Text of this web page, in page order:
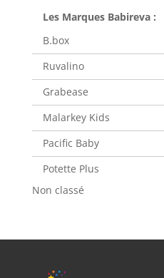
B.box
Ruvalino
Grabease
Malarkey Kids
Pacific Baby
Potette Plus
Non classé